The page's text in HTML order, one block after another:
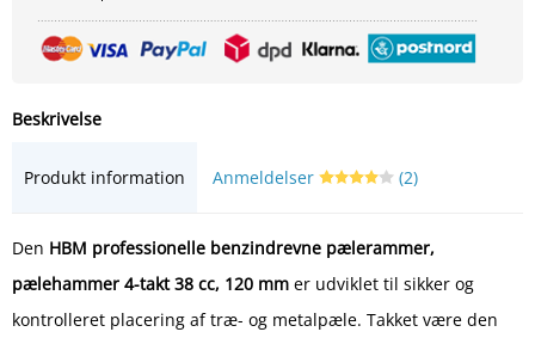
Beskrivelse
Produkt information Anmeldelser (2)
Den HBM professionelle benzindrevne pælerammer,
pælehammer 4-takt 38 cc, 120 mm er udviklet til sikker og
kontrolleret placering af træ- og metalpæle. Takket være den